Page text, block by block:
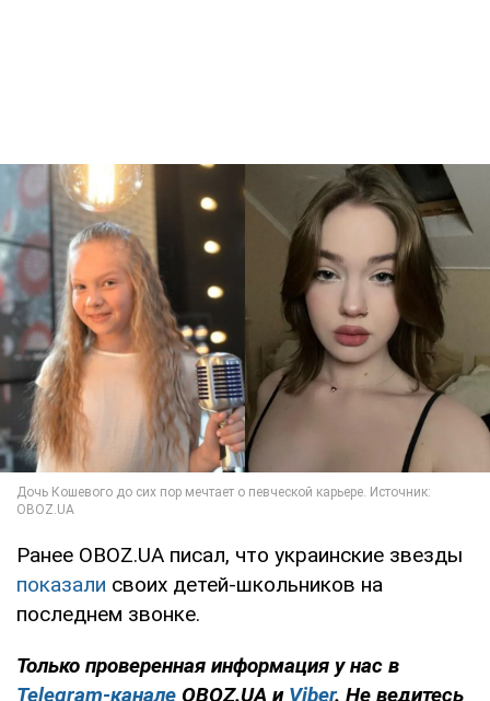
Ранее OBOZ.UA писал, что украинские звезды
показали своих детей-школьников на
последнем звонке.
Только проверенная информация у нас в
Telegram-канале OBOZ.UA и Viber. Не ведитесь